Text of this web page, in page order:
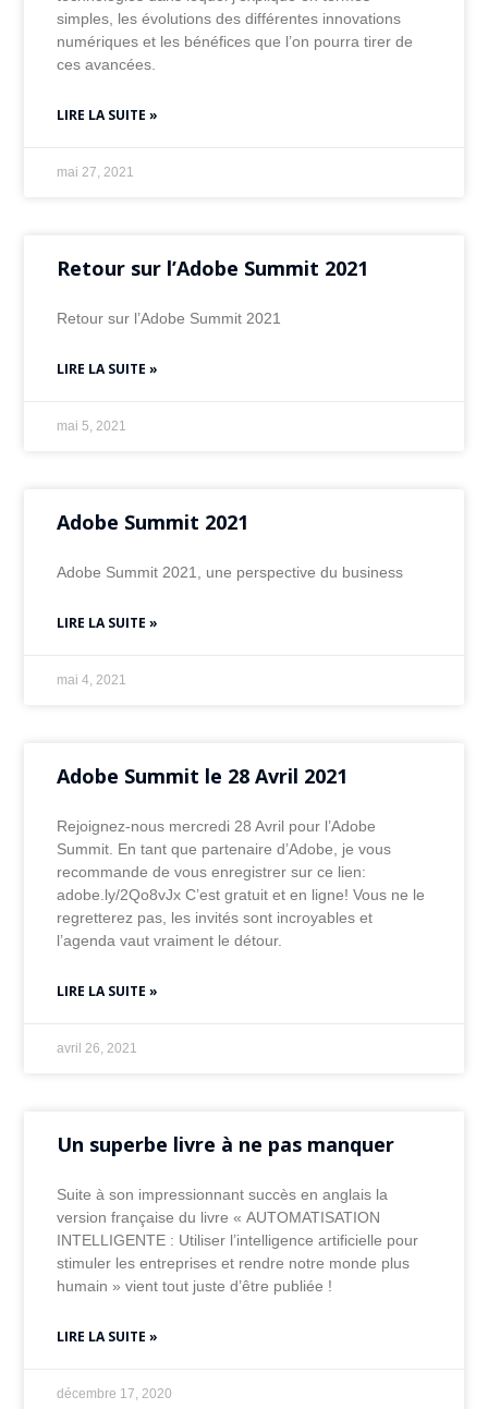
simples, les évolutions des différentes innovations
numériques et les bénéfices que l’on pourra tirer de
ces avancées.
LIRE LA SUITE »
mai 27, 2021
Retour sur l’Adobe Summit 2021
Retour sur l’Adobe Summit 2021
LIRE LA SUITE »
mai 5, 2021
Adobe Summit 2021
Adobe Summit 2021, une perspective du business
LIRE LA SUITE »
mai 4, 2021
Adobe Summit le 28 Avril 2021
Rejoignez-nous mercredi 28 Avril pour l’Adobe
Summit. En tant que partenaire d’Adobe, je vous
recommande de vous enregistrer sur ce lien:
adobe.ly/2Qo8vJx C’est gratuit et en ligne! Vous ne le
regretterez pas, les invités sont incroyables et
l’agenda vaut vraiment le détour.
LIRE LA SUITE »
avril 26, 2021
Un superbe livre à ne pas manquer
Suite à son impressionnant succès en anglais la
version française du livre « AUTOMATISATION
INTELLIGENTE : Utiliser l’intelligence artificielle pour
stimuler les entreprises et rendre notre monde plus
humain » vient tout juste d’être publiée !
LIRE LA SUITE »
décembre 17, 2020